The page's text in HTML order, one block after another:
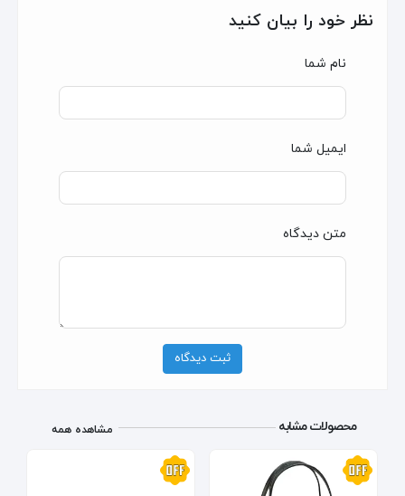
نظر خود را بیان کنید
نام شما
ایمیل شما
متن دیدگاه
ثبت دیدگاه
مشاهده همه محصولات مشابه